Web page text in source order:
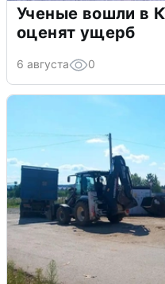
Ученые вошли в
оценят ущерб
6 августа 0